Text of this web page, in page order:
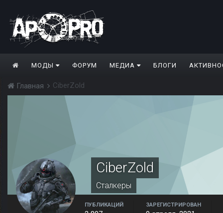
МОДЫ ФОРУМ МЕДИА БЛОГИ
Главная CiberZold
CiberZold
Сталкеры
ПУБЛИКАЦИЙ ЗАРЕГИСТРИРОВАН